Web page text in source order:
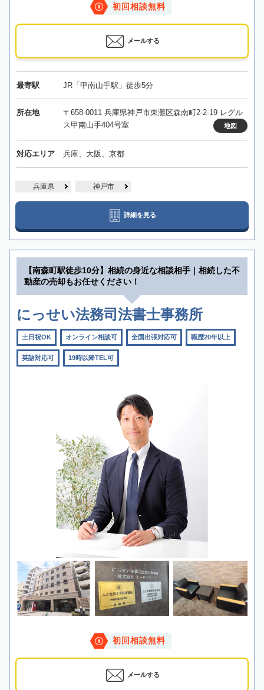
初回相談無料
メールする
最寄駅 JR「甲南山手駅」徒歩5分
所在地
〒658-0011 兵庫県神戸市東灘区森南町2-2-19 レグル
ス甲南山手404号室
地図
対応エリア 兵庫、大阪、京都
兵庫県 神戸市
詳細を見る
【南森町駅徒歩10分】相続の身近な相談相手｜相続した不
動産の売却もお任せください！
にっせい法務司法書士事務所
土日祝OK オンライン相談可 全国出張対応可 職歴20年以上
英語対応可 19時以降TEL可
初回相談無料
メールする